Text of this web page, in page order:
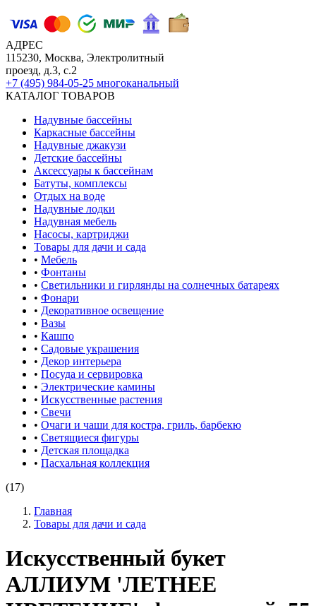
АДРЕС
115230, Москва, Электролитный
проезд, д.3, с.2
+7 (495) 984-05-25 многоканальный
КАТАЛОГ ТОВАРОВ
Надувные бассейны
Каркасные бассейны
Надувные джакузи
Детские бассейны
Аксессуары к бассейнам
Батуты, комплексы
Отдых на воде
Надувные лодки
Надувная мебель
Насосы, картриджи
Товары для дачи и сада
• Мебель
• Фонтаны
• Светильники и гирлянды на солнечных батареях
• Фонари
• Декоративное освещение
• Вазы
• Кашпо
• Садовые украшения
• Декор интерьера
• Посуда и сервировка
• Электрические камины
• Искусственные растения
• Свечи
• Очаги и чаши для костра, гриль, барбекю
• Светящиеся фигуры
• Детская площадка
• Пасхальная коллекция
(17)
Главная
Товары для дачи и сада
Искусственный букет
АЛЛИУМ 'ЛЕТНЕЕ